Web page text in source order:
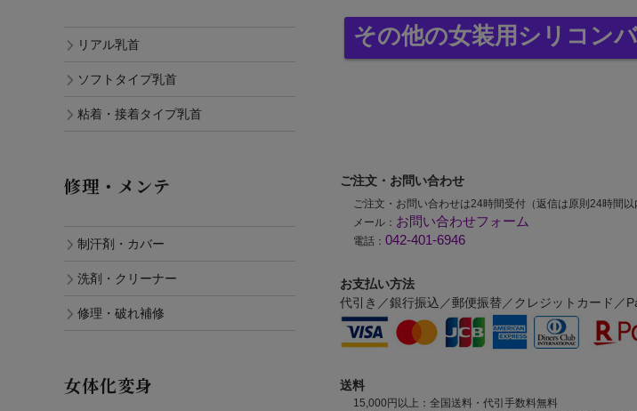
その他の女装用シリコン
ご注文・お問い合わせ
ご注文・お問い合わせは24時間受付（返信は原則24時間以
メール： お問い合わせフォーム
電話： 042-401-6946
お支払い方法
代引き／銀行振込／郵便振替／クレジットカード／
送料
15,000円以上：全国送料・代引手数料無料
リアル乳首
ソフトタイプ乳首
粘着・接着タイプ乳首
修理・メンテ
制汗剤・カバー
洗剤・クリーナー
修理・破れ補修
女体化変身